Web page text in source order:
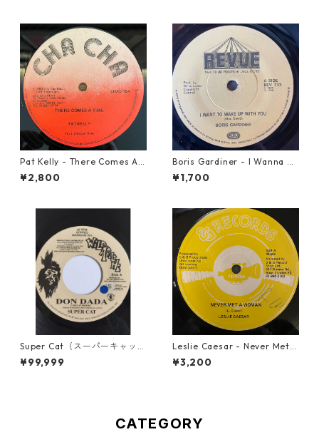
Pat Kelly - There Comes A T
ime【12-50057】
¥2,800
Boris Gardiner - I Wanna W
ake Up With You【7-2192
4】
¥1,700
Super Cat（スーパーキャッ
ト） - Don Dada【7inch】
¥99,999
Leslie Caesar - Never Met A
Woman【12-50067】
¥3,200
CATEGORY